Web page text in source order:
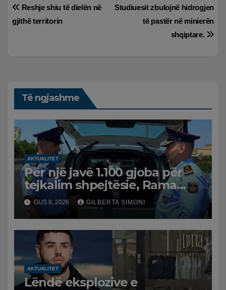
Lëvizje
te
Studiuesit zbulojnë hidrogjen
të pastër në minierën
shqiptare.
Reshje shiu të dielën në
gjithë territorin
Të ngjashme
AKTUALITET
Për një javë 1.100 gjoba për
tejkalim shpejtësie, Rama
publikon videon: Kamerat e
trafikut së shpejti në
funksion
GUS 8, 2026 GILBERTA SIMONI
AKTUALITET
Lëndë eksplozive e